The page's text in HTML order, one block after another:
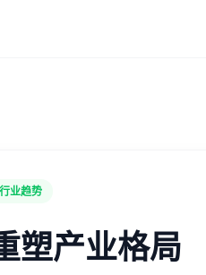
行业趋势
塑产业格局